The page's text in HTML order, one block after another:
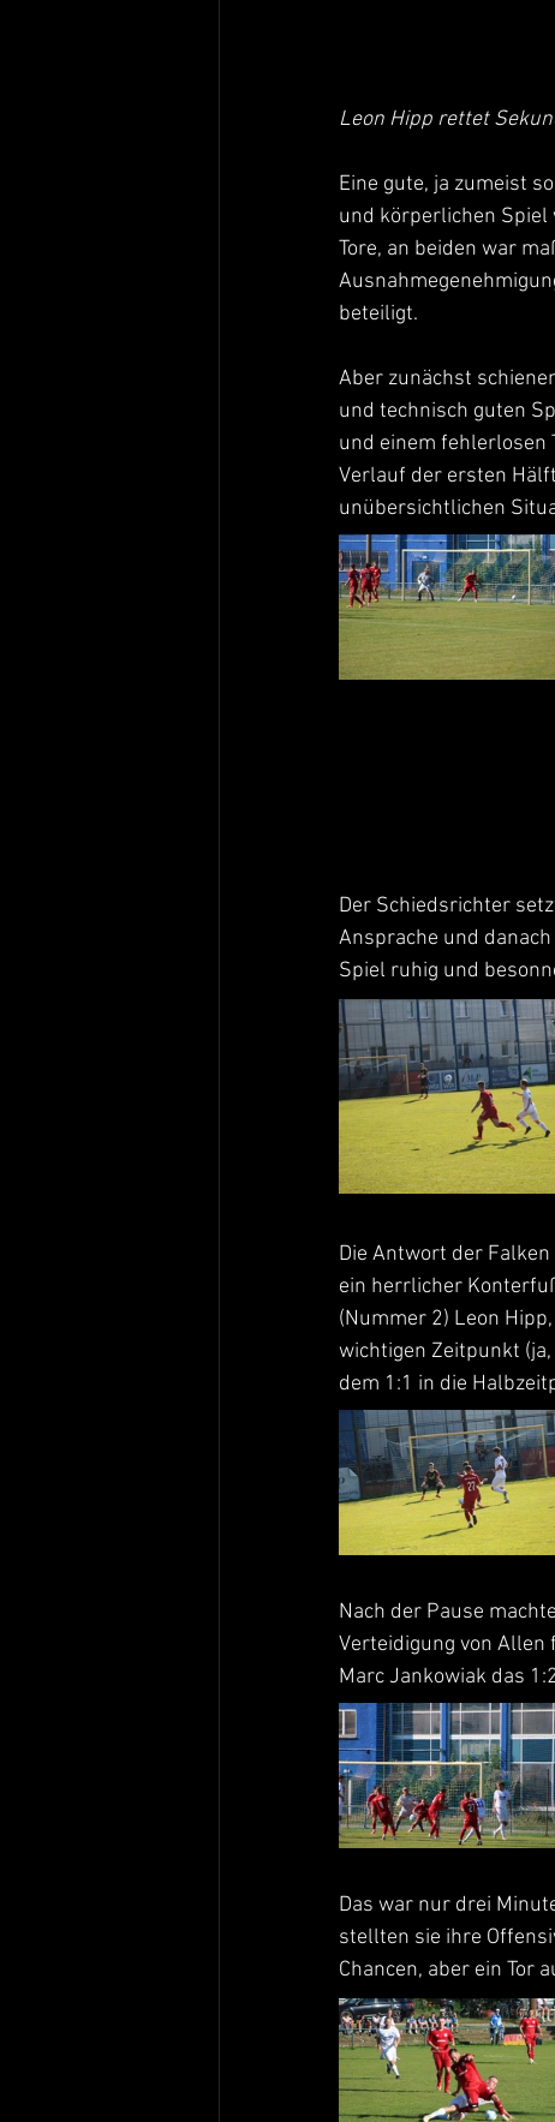
Leon Hipp rettet
Eine gute, ja zumeist
und körperlichen Spiel
Tore, an beiden war
beteiligt.
Aber zunächst
und technisch guten
und einem fehlerlosen
Verlauf der ersten
unübersichtlichen
Der Schiedsrichter
Ansprache und
Spiel ruhig und
Die Antwort der
ein herrlicher
(Nummer 2) Leon
wichtigen Zeitpunkt
dem 1:1 in die
Nach der Pause
Verteidigung von Allen
Marc Jankowiak das
Das war nur drei
stellten sie ihre
Chancen, aber ein Tor